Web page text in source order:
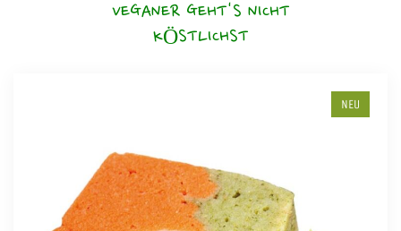
VEGANER GEHT'S NICHT
KÖSTLICHST
NEU